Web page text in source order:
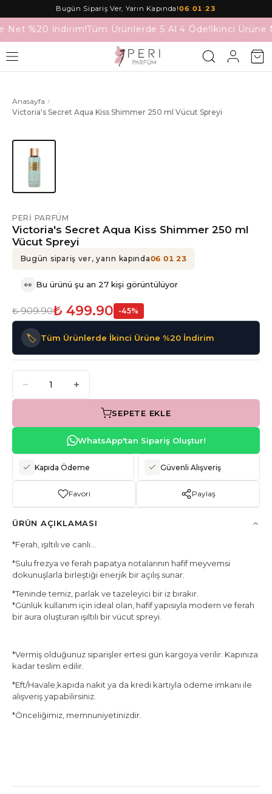
Bugün Sipariş Ver, Yarın Kapında!06:01 :23
Net %20 İndirim!Tüm Ürünlerde 5 Al 4 Öde!İkinci Ürüne
Anasayfa
Victoria's Secret Aqua Kiss Shimmer 250 ml Vücut Spreyi
PERI PARFÜM
Victoria's Secret Aqua Kiss Shimmer 250 ml
Vücut Spreyi
Bugün sipariş ver, yarın kapında06:01:23
👀 Bu ürünü şu an 27 kişi görüntülüyor
₺ 909.90₺ 499.90 -45%
🏷️ Tüm Ürünlerde İkinci Ürüne %20 İndirim
SEPETE EKLE
WhatsApp'tan Sipariş Oluştur!
Kapıda Ödeme Güvenli Alışveriş
Favori Paylaş
ÜRÜN AÇIKLAMASI
*Ferah, ışıltılı ve canlı…
*Sulu frezya ve ferah papatya notalarının hafif meyvemsi
dokunuşlarla birleştiği enerjik bir açılış sunar.
*Teninde temiz, parlak ve tazeleyici bir iz bırakır.
*Günlük kullanım için ideal olan, hafif yapısıyla modern ve ferah
bir aura oluşturan ışıltılı bir vücut spreyi.
*Vermiş olduğunuz siparişler ertesi gün kargoya verilir. Kapınıza
kadar teslim edilir.
*Eft/Havale,kapıda nakit ya da kredi kartıyla ödeme imkanı ile
alışveriş yapabilirsiniz.
*Önceliğimiz, memnuniyetinizdir.